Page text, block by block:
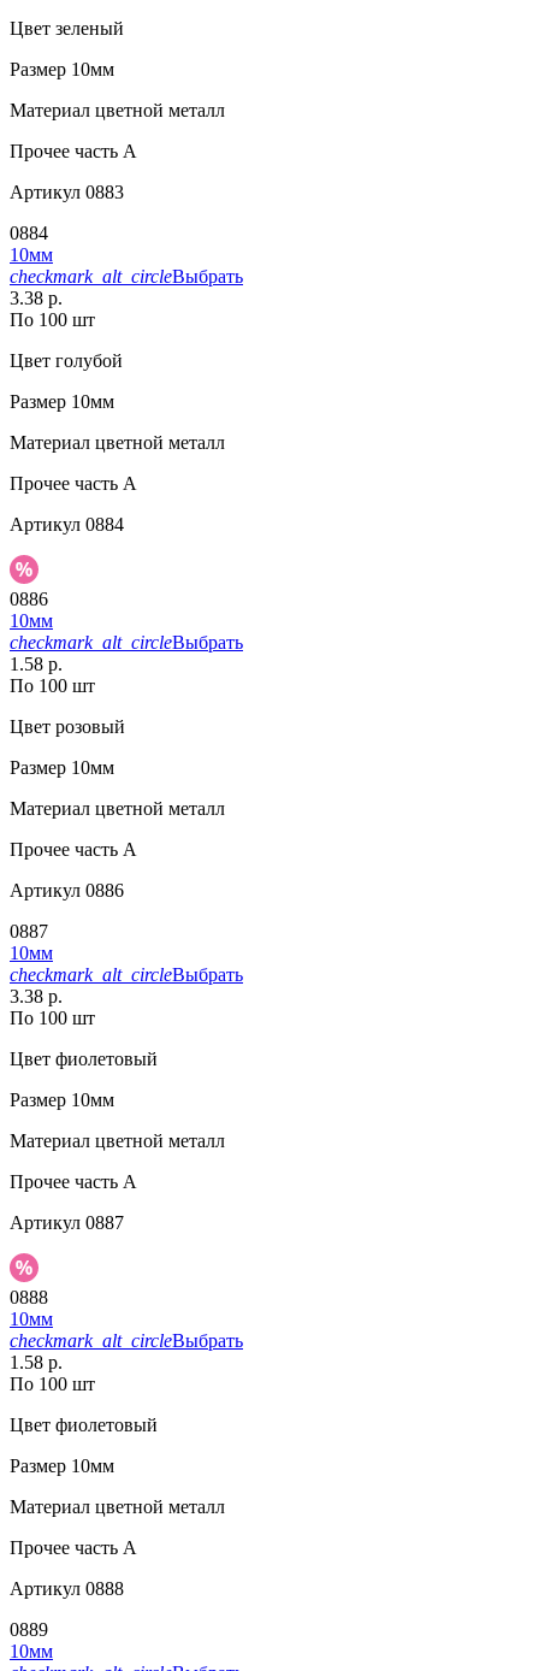
Цвет зеленый
Размер 10мм
Материал цветной металл
Прочее часть A
Артикул 0883
0884
10мм
checkmark_alt_circleВыбрать
3.38 р.
По 100 шт
Цвет голубой
Размер 10мм
Материал цветной металл
Прочее часть A
Артикул 0884
0886
10мм
checkmark_alt_circleВыбрать
1.58 р.
По 100 шт
Цвет розовый
Размер 10мм
Материал цветной металл
Прочее часть A
Артикул 0886
0887
10мм
checkmark_alt_circleВыбрать
3.38 р.
По 100 шт
Цвет фиолетовый
Размер 10мм
Материал цветной металл
Прочее часть A
Артикул 0887
0888
10мм
checkmark_alt_circleВыбрать
1.58 р.
По 100 шт
Цвет фиолетовый
Размер 10мм
Материал цветной металл
Прочее часть A
Артикул 0888
0889
10мм